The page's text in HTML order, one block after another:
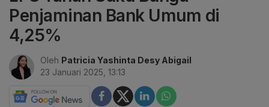
Penjaminan Bank Umum di
4,25%
Oleh Patricia Yashinta Desy Abigail
23 Januari 2025, 13:13